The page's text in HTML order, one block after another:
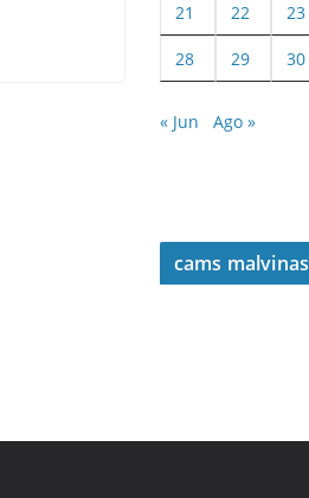
21 22 23
28 29 30
« Jun Ago »
cams malvinas